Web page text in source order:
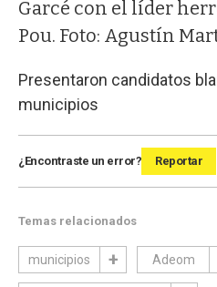
Garcé con el líder
Pou. Foto: Agustín
Presentaron candidatos
municipios
¿Encontraste un error? Reportar
Temas relacionados
municipios Adeom